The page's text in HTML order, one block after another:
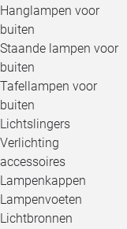
Hanglampen voor
buiten
Staande lampen voor
buiten
Tafellampen voor
buiten
Lichtslingers
Verlichting
accessoires
Lampenkappen
Lampenvoeten
Lichtbronnen